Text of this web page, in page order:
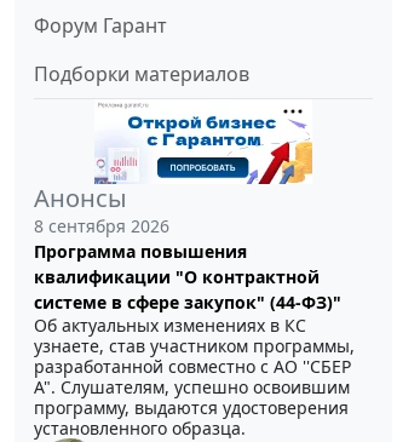
Форум Гарант
Подборки материалов
Анонсы
8 сентября 2026
Программа повышения
квалификации "О контрактной
системе в сфере закупок" (44-ФЗ)"
Об актуальных изменениях в КС
узнаете, став участником программы,
разработанной совместно с АО ''СБЕР
А". Слушателям, успешно освоившим
программу, выдаются удостоверения
установленного образца.